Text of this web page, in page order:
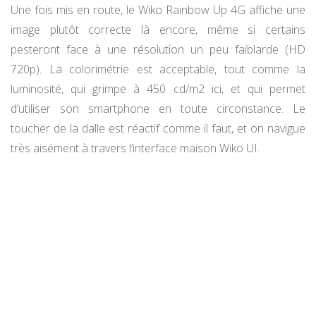
Une fois mis en route, le Wiko Rainbow Up 4G affiche une
image plutôt correcte là encore, même si certains
pesteront face à une résolution un peu faiblarde (HD
720p). La colorimétrie est acceptable, tout comme la
luminosité, qui grimpe à 450 cd/m2 ici, et qui permet
d’utiliser son smartphone en toute circonstance. Le
toucher de la dalle est réactif comme il faut, et on navigue
très aisément à travers l’interface maison Wiko UI.